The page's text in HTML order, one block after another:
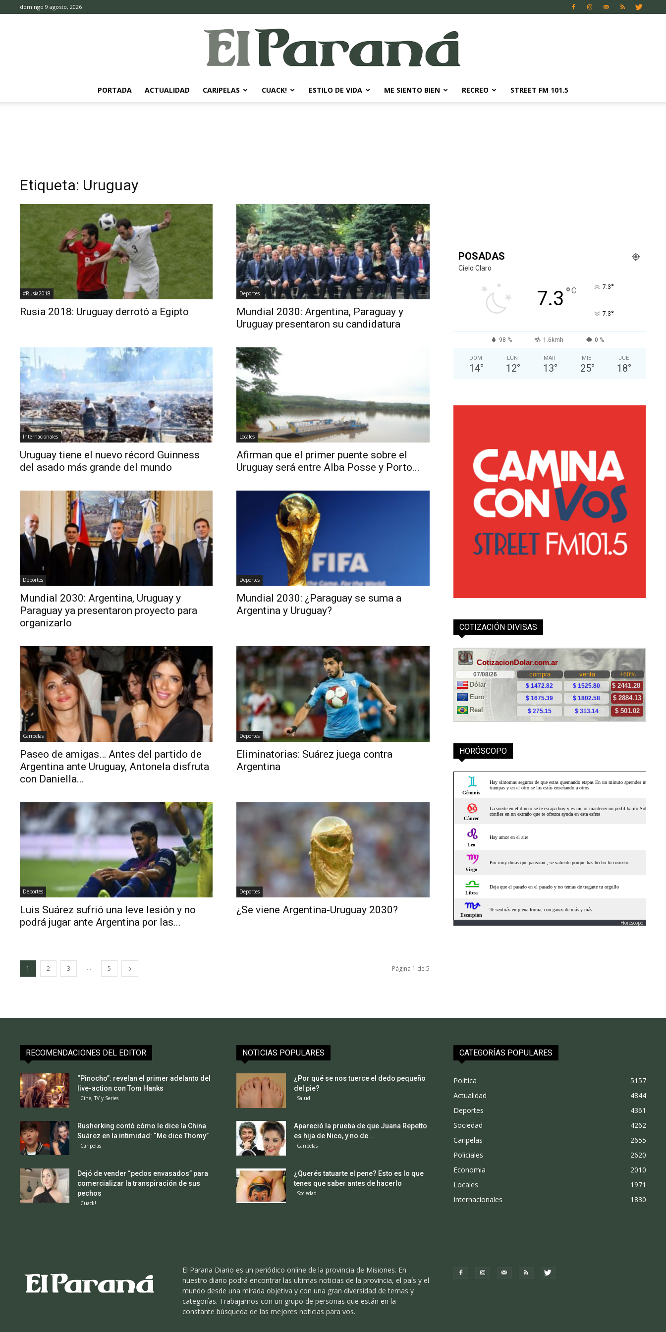
domingo 9 agosto, 2026
Diario
PORTADA ACTUALIDAD CARIPELAS CUACK! ESTILO DE VIDA ME SIENTO BIEN RECREO STREET FM 101.5
Etiqueta: Uruguay
#Rusia2018
Rusia 2018: Uruguay derrotó a Egipto
Deportes
Mundial 2030: Argentina, Paraguay y
Uruguay presentaron su candidatura
Internacionales
Uruguay tiene el nuevo récord Guinness
del asado más grande del mundo
Locales
Afirman que el primer puente sobre el
Uruguay será entre Alba Posse y Porto...
Deportes
Mundial 2030: Argentina, Uruguay y
Paraguay ya presentaron proyecto para
organizarlo
Deportes
Mundial 2030: ¿Paraguay se suma a
Argentina y Uruguay?
Caripelas
Paseo de amigas… Antes del partido de
Argentina ante Uruguay, Antonela disfruta
con Daniella...
Deportes
Eliminatorias: Suárez juega contra
Argentina
Deportes
Luis Suárez sufrió una leve lesión y no
podrá jugar ante Argentina por las...
Deportes
¿Se viene Argentina-Uruguay 2030?
1 2 3 ... 5 Página 1 de 5
POSADAS
Cielo Claro
7.3 °C 7.3°
7.3°
98 % 1.6kmh 0 %
DOM
14°
LUN
12°
MAR
13°
MIÉ
25°
JUE
18°
COTIZACIÓN DIVISAS
HORÓSCOPO
Horoscopo
RECOMENDACIONES DEL EDITOR
“Pinocho”: revelan el primer adelanto del
live-action con Tom Hanks
Cine, TV y Series
Rusherking contó cómo le dice la China
Suárez en la intimidad: “Me dice Thomy”
Caripelas
Dejó de vender “pedos envasados” para
comercializar la transpiración de sus
pechos
Cuack!
NOTICIAS POPULARES
¿Por qué se nos tuerce el dedo pequeño
del pie?
Salud
Apareció la prueba de que Juana Repetto
es hija de Nico, y no de...
Caripelas
¿Querés tatuarte el pene? Esto es lo que
tenes que saber antes de hacerlo
Sociedad
CATEGORÍAS POPULARES
Politica
5157
Actualidad
4844
Deportes
4361
Sociedad
4262
Caripelas
2655
Policiales
2620
Economia
2010
Locales
1971
Internacionales
1830
El Parana Diario es un periódico online de la provincia de Misiones. En
nuestro diario podrá encontrar las ultimas noticias de la provincia, el país y el
mundo desde una mirada objetiva y con una gran diversidad de temas y
categorías. Trabajamos con un grupo de personas que están en la
constante búsqueda de las mejores noticias para vos.